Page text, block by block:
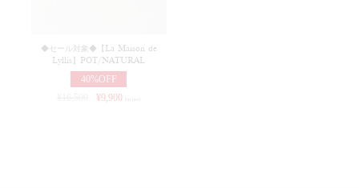
◆セール対象◆【La Maison de
Lyllis】POT/NATURAL
40%OFF
¥9,900 (in tax)